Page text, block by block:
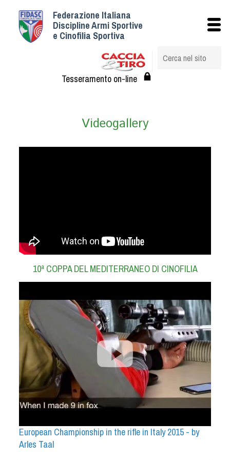
Federazione Italiana
Discipline Armi Sportive
e Cinofilia Sportiva
Tesseramento on-line
Videogallery
10ª COPPA DEL MEDITERRANEO DI CINOFILIA
European Championship in the rifle in Italy 2015 - by
Arles Taal
Istituzionale
Struttura
Albo Veterinari federali
Statuto e Regolamenti
Referenti e gruppi di lavoro regionali
Formazione
Calendario Manifestazioni
Organi di Giustizia - Dispositivi
Modelli e moduli
Albo Atleti Cinofili
Guida Locandine Ufficiali
Tiro di Campagna
English e Training Sporting